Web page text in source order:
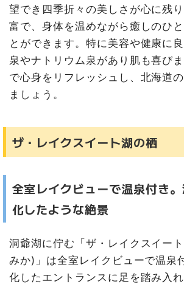
望でき四季折々の美しさが心に残
富で、身体を温めながら癒しのひ
とができます。特に美容や健康に
泉やナトリウム泉があり肌も喜び
で心身をリフレッシュし、北海道
ましょう。
ザ・レイクスイート湖の栖
全室レイクビューで温泉付き
化したような絶景
洞爺湖に佇む「ザ・レイクスイー
みか)」は全室レイクビューで温泉
化したエントランスに足を踏み入